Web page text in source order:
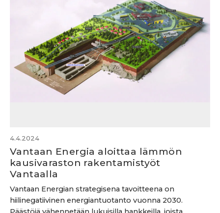
4.4.2024
Vantaan Energia aloittaa lämmön
kausivaraston rakentamistyöt
Vantaalla
Vantaan Energian strategisena tavoitteena on
hiilinegatiivinen energiantuotanto vuonna 2030.